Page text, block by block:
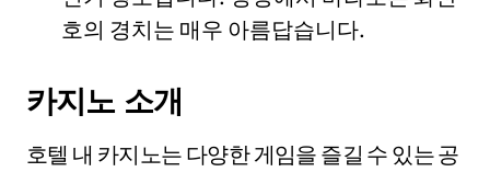
호의 경치는 매우 아름답습니다.
카지노 소개
호텔 내 카지노는 다양한 게임을 즐길 수 있는 공